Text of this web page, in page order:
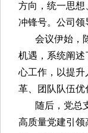
方向，统一思
冲锋号。公司领
会议伊始，
机遇，系统阐述
心工作，以提
革、团队队伍
随后，党总
高质量党建引